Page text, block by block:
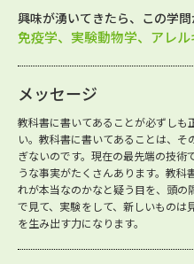
興味が湧いてきたら、この学問
免疫学、実験動物学、アレ
メッセージ
教科書に書いてあることが必ずしも
い。教科書に書いてあることは、
ぎないのです。現在の最先端の技術
うな事実がたくさんあります。教
れが本当なのかなと疑う目を、頭の
で見て、実験をして、新しいものは
を生み出す力になります。